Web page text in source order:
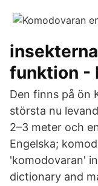
funktion -
Den finns på ön
största nu
2–3 meter och
Engelska;
'komodovaran'
dictionary and